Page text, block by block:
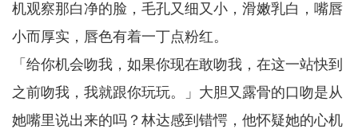
机观察那白净的脸，毛孔又细又小，滑嫩乳白，嘴唇
小而厚实，唇色有着一丁点粉红。
「给你机会吻我，如果你现在敢吻我，在这一站快到
之前吻我，我就跟你玩玩。」大胆又露骨的口吻是从
她嘴里说出来的吗？林达感到错愕，他怀疑她的心机